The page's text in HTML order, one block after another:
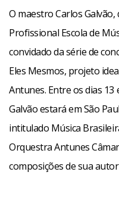
O maestro Carlos
Profissional Escola de
convidado da série de
Eles Mesmos, projeto
Antunes. Entre os dias 13
Galvão estará em São
intitulado Música
Orquestra Antunes
composições de sua